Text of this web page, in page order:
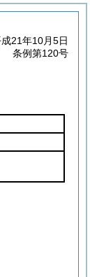
21年10月5日
条例第120号